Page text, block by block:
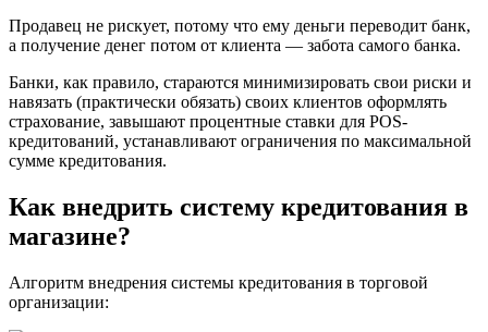
Продавец не рискует, потому что ему деньги переводит банк,
а получение денег потом от клиента — забота самого банка.
Банки, как правило, стараются минимизировать свои риски и
навязать (практически обязать) своих клиентов оформлять
страхование, завышают процентные ставки для POS-
кредитований, устанавливают ограничения по максимальной
сумме кредитования.
Как внедрить систему кредитования в
магазине?
Алгоритм внедрения системы кредитования в торговой
организации: